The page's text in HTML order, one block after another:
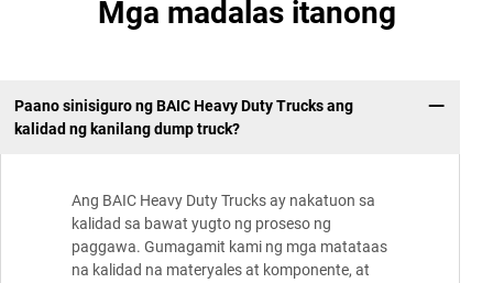
Mga madalas itanong
Paano sinisiguro ng BAIC Heavy Duty Trucks ang
kalidad ng kanilang dump truck?
Ang BAIC Heavy Duty Trucks ay nakatuon sa
kalidad sa bawat yugto ng proseso ng
paggawa. Gumagamit kami ng mga matataas
na kalidad na materyales at komponente, at